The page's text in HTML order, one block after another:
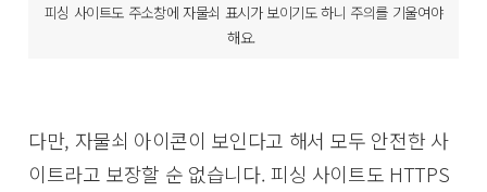
피싱 사이트도 주소창에 자물쇠 표시가 보이기도 하니 주의를 기울여야
해요.
다만, 자물쇠 아이콘이 보인다고 해서 모두 안전한 사
이트라고 보장할 순 없습니다. 피싱 사이트도 HTTPS